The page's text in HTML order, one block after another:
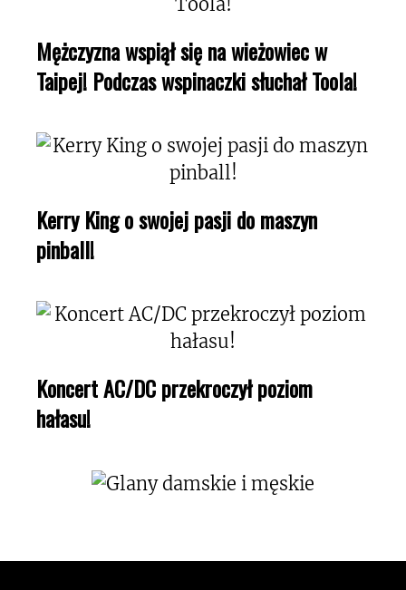
Mężczyzna wspiął się na wieżowiec w
Taipej! Podczas wspinaczki słuchał Toola!
Kerry King o swojej pasji do maszyn
pinball!
Koncert AC/DC przekroczył poziom
hałasu!